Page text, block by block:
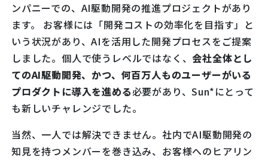
ンパニーでの、AI駆動開発の推進プロジェクトがあり
ます。 お客様には「開発コストの効率化を目指す」と
いう状況があり、AIを活用した開発プロセスをご提案
しました。個人で使うレベルではなく、会社全体とし
てのAI駆動開発、かつ、何百万人ものユーザーがいる
プロダクトに導入を進める必要があり、Sun*にとって
も新しいチャレンジでした。
当然、一人では解決できません。社内でAI駆動開発の
知見を持つメンバーを巻き込み、お客様へのヒアリン